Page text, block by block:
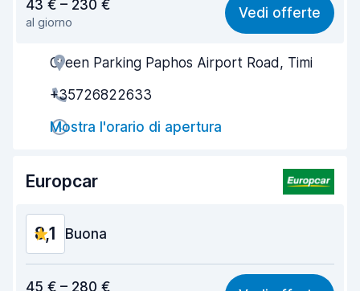
Facile da trovare 8,2
Gentilezza degli agenti
Rapidità del ritiro
Rapidità della riconsegna
9,0
43 € – 230 €
al giorno
Vedi offerte
Green Parking Paphos Airport Road, Timi
+35726822633
Mostra l'orario di apertura
Europcar
8,1 Buona
7,5
45 € – 280 €